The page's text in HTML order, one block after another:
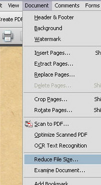
Search
for: